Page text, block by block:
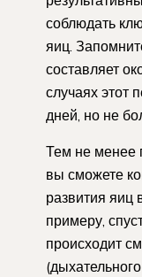
соблюдать
яиц.
составляет
случаях этот
дней, но не
Тем не менее
вы сможете
развития яиц
примеру,
происходит